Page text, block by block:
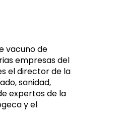
vacuno de
empresas del
el director de la
sanidad,
expertos de la
y el